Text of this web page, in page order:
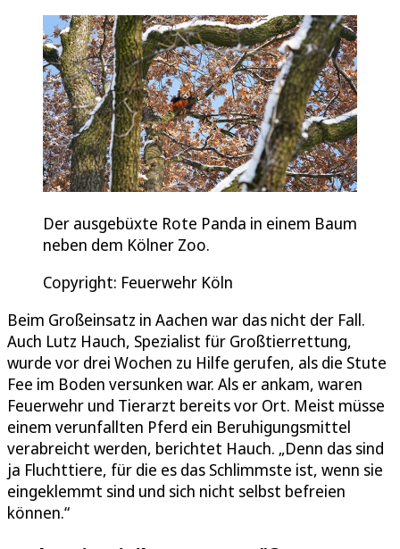
Der ausgebüxte Rote Panda in einem Baum
neben dem Kölner Zoo.
Copyright: Feuerwehr Köln
Beim Großeinsatz in Aachen war das nicht der Fall.
Auch Lutz Hauch, Spezialist für Großtierrettung,
wurde vor drei Wochen zu Hilfe gerufen, als die Stute
Fee im Boden versunken war. Als er ankam, waren
Feuerwehr und Tierarzt bereits vor Ort. Meist müsse
einem verunfallten Pferd ein Beruhigungsmittel
verabreicht werden, berichtet Hauch. „Denn das sind
ja Fluchttiere, für die es das Schlimmste ist, wenn sie
eingeklemmt sind und sich nicht selbst befreien
können.“